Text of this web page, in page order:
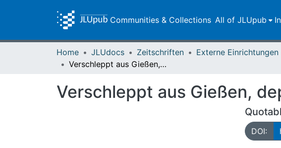
Communities & Collections All of JLUpub
Home JLUdocs Zeitschriften Externe Einrichtungen
Verschleppt aus Gießen, deportiert, ermordet
Verschleppt aus Gießen,
DOI: